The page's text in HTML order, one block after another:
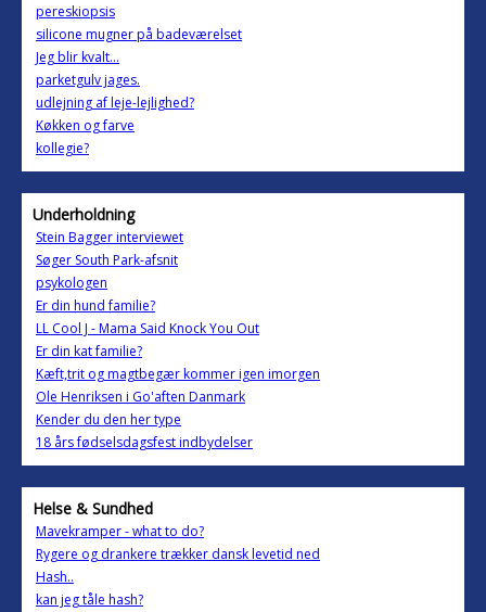
pereskiopsis
silicone mugner på badeværelset
Jeg blir kvalt...
parketgulv jages.
udlejning af leje-lejlighed?
Køkken og farve
kollegie?
Underholdning
Stein Bagger interviewet
Søger South Park-afsnit
psykologen
Er din hund familie?
LL Cool J - Mama Said Knock You Out
Er din kat familie?
Kæft,trit og magtbegær kommer igen imorgen
Ole Henriksen i Go'aften Danmark
Kender du den her type
18 års fødselsdagsfest indbydelser
Helse & Sundhed
Mavekramper - what to do?
Rygere og drankere trækker dansk levetid ned
Hash..
kan jeg tåle hash?